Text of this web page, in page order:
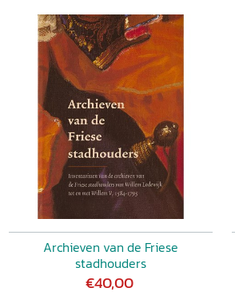
Archieven van de Friese
stadhouders
€40,00